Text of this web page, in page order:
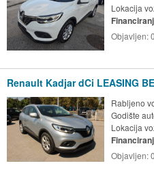
Lokacija
Objavljen:
Renault Kadjar dCi LEASING
Rabljeno
Godište
Lokacija
Objavljen: